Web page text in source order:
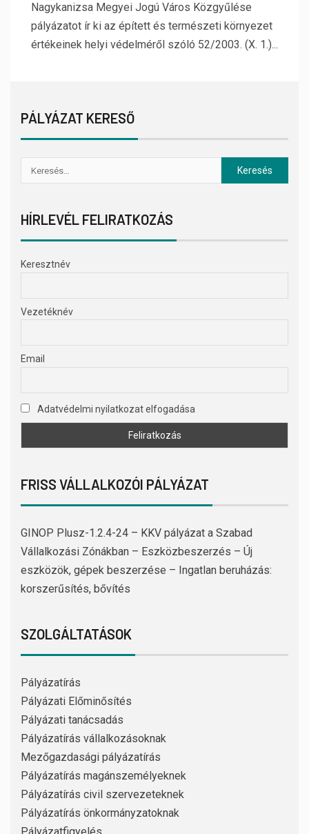
Nagykanizsa Megyei Jogú Város Közgyűlése
pályázatot ír ki az épített és természeti környezet
értékeinek helyi védelméről szóló 52/2003. (X. 1.)...
PÁLYÁZAT KERESŐ
HÍRLEVÉL FELIRATKOZÁS
Keresztnév
Vezetéknév
Email
Adatvédelmi nyilatkozat elfogadása
FRISS VÁLLALKOZÓI PÁLYÁZAT
GINOP Plusz-1.2.4-24 – KKV pályázat a Szabad
Vállalkozási Zónákban – Eszközbeszerzés – Új
eszközök, gépek beszerzése – Ingatlan beruházás:
korszerűsítés, bővítés
SZOLGÁLTATÁSOK
Pályázatírás
Pályázati Előminősítés
Pályázati tanácsadás
Pályázatírás vállalkozásoknak
Mezőgazdasági pályázatírás
Pályázatírás magánszemélyeknek
Pályázatírás civil szervezeteknek
Pályázatírás önkormányzatoknak